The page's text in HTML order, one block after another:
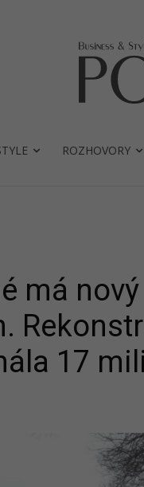
ROZHOVORY
má
17